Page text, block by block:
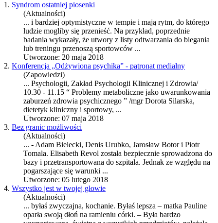
1. Syndrom ostatniej piosenki
(Aktualności)
... i bardziej optymistyczne w tempie i mają rytm, do którego
ludzie mogliby się przenieść. Na przykład, poprzednie
badania wykazały, że utwory z listy odtwarzania do biegania
lub treningu przenoszą sportowców ...
Utworzone: 20 maja 2018
2. Konferencja „Odżywiona psychika” - patronat medialny
(Zapowiedzi)
... Psychologii, Zakład Psychologii Klinicznej i Zdrowia/
10.30 - 11.15 “ Problemy metaboliczne jako uwarunkowania
zaburzeń zdrowia psychicznego ” /mgr Dorota Silarska,
dietetyk kliniczny i sportowy, ...
Utworzone: 07 maja 2018
3. Bez granic możliwości
(Aktualności)
... - Adam Bielecki, Denis Urubko, Jarosław Botor i Piotr
Tomala. Elisabeth Revol została bezpiecznie sprowadzona do
bazy i przetransportowana do szpitala. Jednak ze względu na
pogarszające się warunki ...
Utworzone: 05 lutego 2018
4. Wszystko jest w twojej głowie
(Aktualności)
... byłaś zwyczajna, kochanie. Byłaś lepsza – matka Pauline
oparła swoją dłoń na ramieniu córki. – Była bardzo